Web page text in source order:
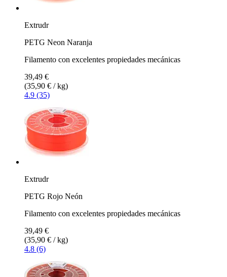
Extrudr
PETG Neon Naranja
Filamento con excelentes propiedades mecánicas
39,49 €
(35,90 € / kg)
4.9 (35)
Extrudr
PETG Rojo Neón
Filamento con excelentes propiedades mecánicas
39,49 €
(35,90 € / kg)
4.8 (6)